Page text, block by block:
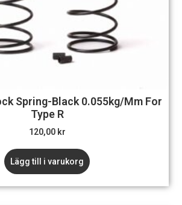
Spring-Black 0.055kg/mm For
Type R
120,00 kr
Lägg till i varukorg